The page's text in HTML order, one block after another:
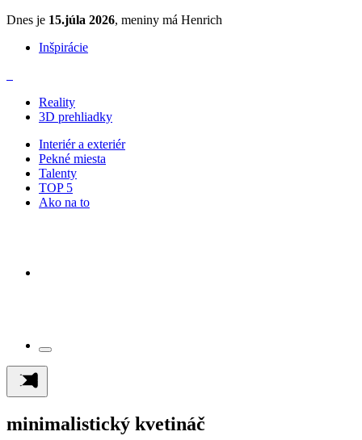
Dnes je 15.júla 2026, meniny má Henrich
Inšpirácie
Reality
3D prehliadky
Interiér a exteriér
Pekné miesta
Talenty
TOP 5
Ako na to
minimalistický kvetináč